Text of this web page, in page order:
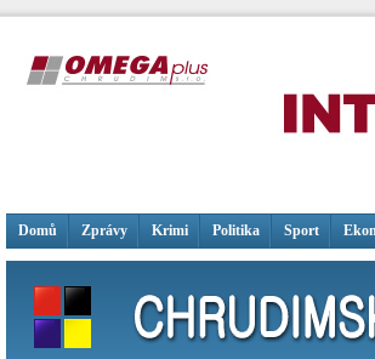
Domů Zprávy Krimi Politika Sport